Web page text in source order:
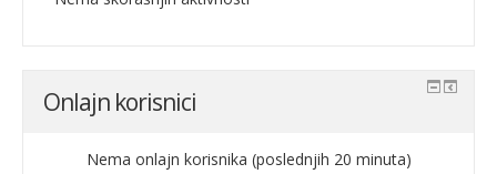
Onlajn korisnici
Nema onlajn korisnika (poslednjih 20 minuta)